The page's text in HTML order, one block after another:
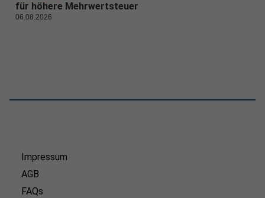
für höhere Mehrwertsteuer
06.08.2026
Impressum
AGB
FAQs